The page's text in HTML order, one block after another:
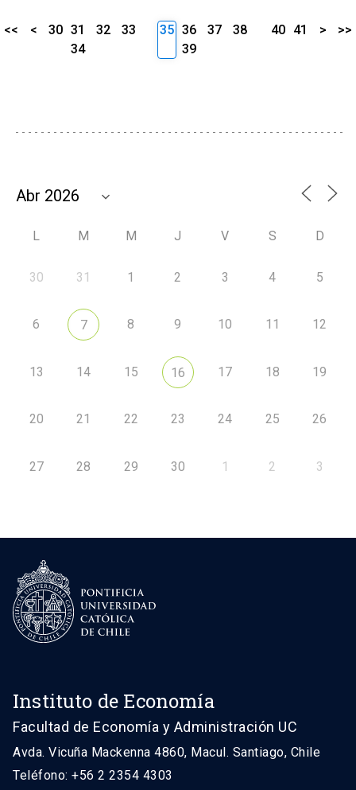
<< < 30 31 32
33
34
35 36 37
38
39
40 41 > >>
L M M J V S D
30 31 1 2 3 4 5
6 7 8 9 10 11 12
13 14 15 16 17 18 19
20 21 22 23 24 25 26
27 28 29 30 1 2 3
Instituto de Economía
Facultad de Economía y Administración UC
Avda. Vicuña Mackenna 4860, Macul. Santiago, Chile
Teléfono: +56 2 2354 4303